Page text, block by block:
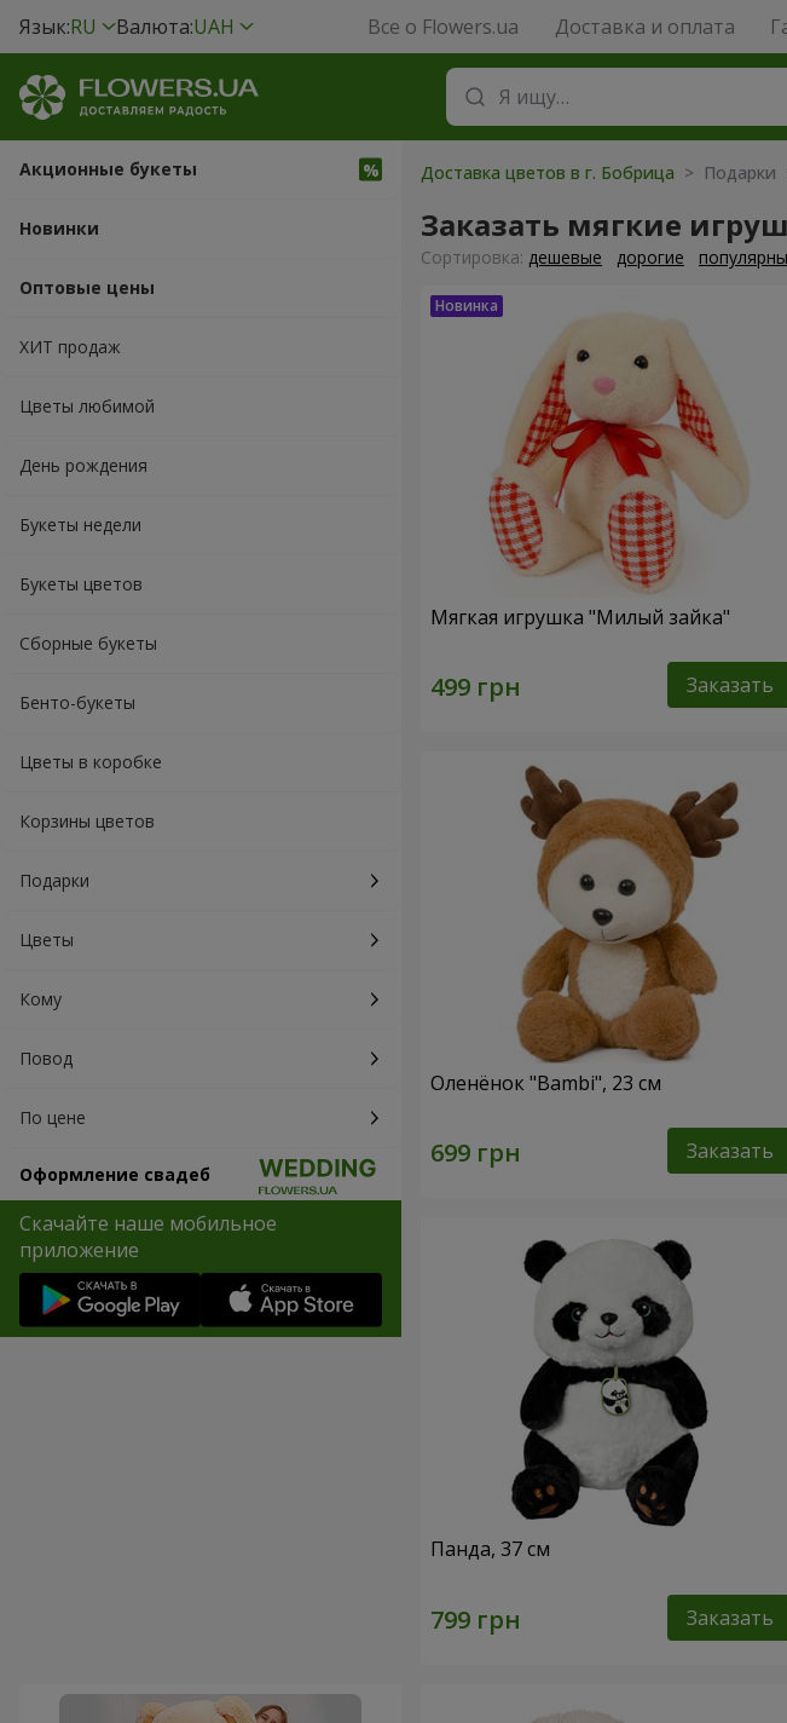
Язык:RU Валюта:UAH Все о Flowers.ua Доставка и оплата
Акционные букеты
Новинки
Оптовые цены
ХИТ продаж
Цветы любимой
День рождения
Букеты недели
Букеты цветов
Сборные букеты
Бенто-букеты
Цветы в коробке
Корзины цветов
Подарки
Цветы
Кому
Повод
По цене
Оформление свадеб
Скачайте наше мобильное
приложение
Доставка цветов в г. Бобрица > Подарки
Заказать мягкие
Cортировка: дешевые дорогие
Мягкая игрушка "Милый зайка"
Заказать
Оленёнок "Bambi", 23 см
Заказать
Панда, 37 см
Заказать